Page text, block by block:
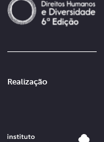
Realização